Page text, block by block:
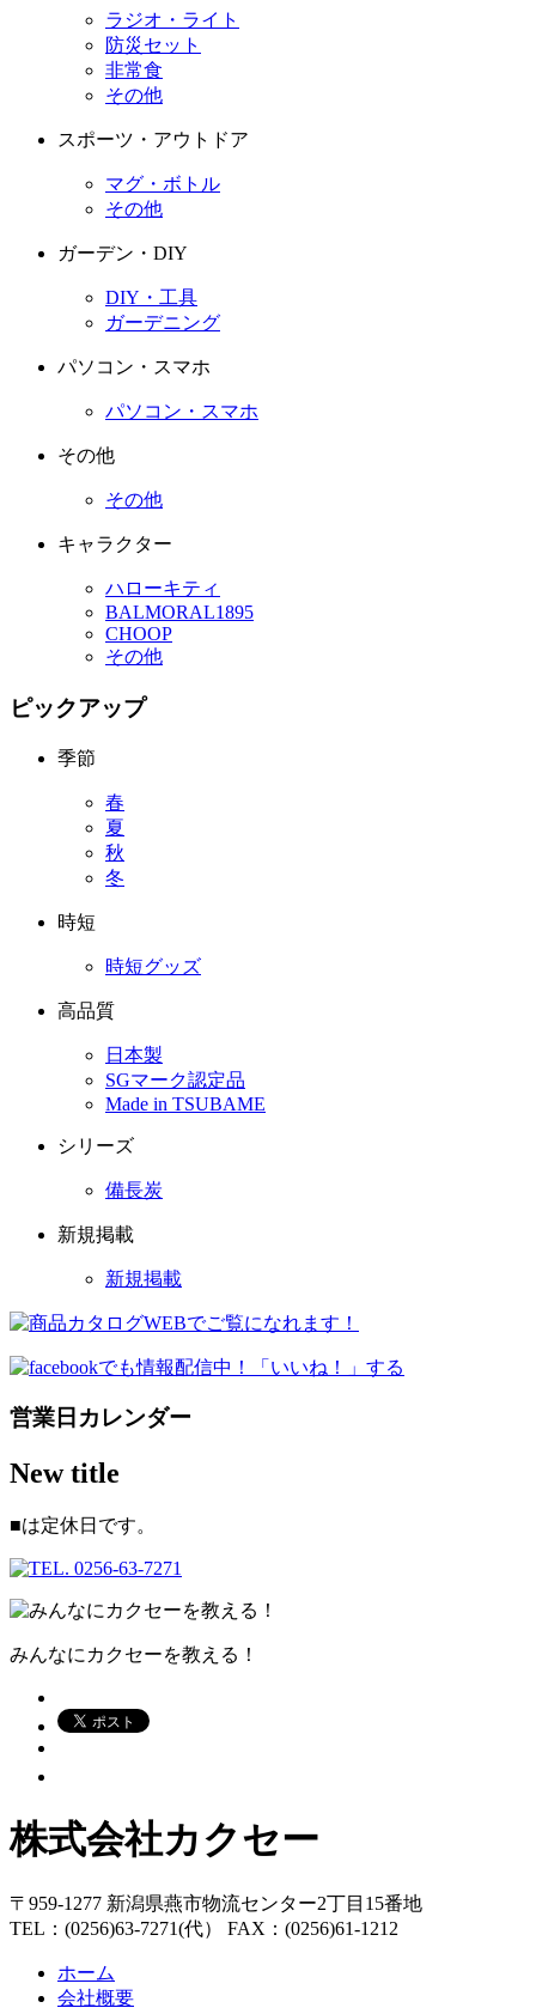
ラジオ・ライト
防災セット
非常食
その他
スポーツ・アウトドア
マグ・ボトル
その他
ガーデン・DIY
DIY・工具
ガーデニング
パソコン・スマホ
パソコン・スマホ
その他
その他
キャラクター
ハローキティ
BALMORAL1895
CHOOP
その他
ピックアップ
季節
春
夏
秋
冬
時短
時短グッズ
高品質
日本製
SGマーク認定品
Made in TSUBAME
シリーズ
備長炭
新規掲載
新規掲載
営業日カレンダー
New title
■は定休日です。
みんなにカクセーを教える！
株式会社カクセー
〒959-1277 新潟県燕市物流センター2丁目15番地
TEL：(0256)63-7271(代） FAX：(0256)61-1212
ホーム
会社概要